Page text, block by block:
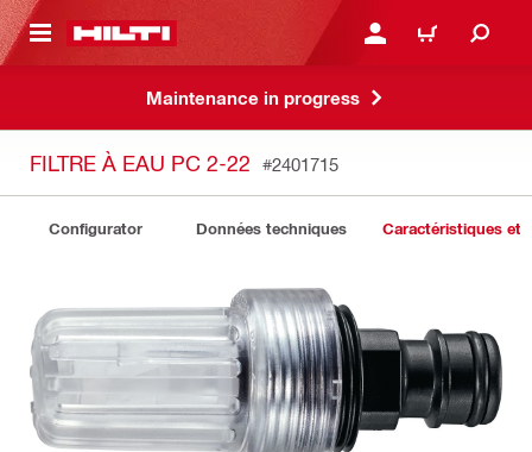
SE CONNECTER OU
PANIER
Maintenance in progress
FILTRE À EAU PC 2-22 #2401715
Configurator Données techniques Caractéristiques et